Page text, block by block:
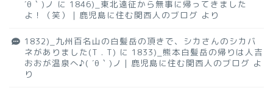
´θ｀)ノ に 1846)_東北遠征から無事に帰ってきました
よ！（笑）｜鹿児島に住む関西人のブログ より
1832)_九州百名山の白髪岳の頂きで、シカさんのシカバ
ネがありました(T . T) に 1833)_熊本白髪岳の帰りは人吉
おおが温泉へ♪( ´θ｀)ノ｜鹿児島に住む関西人のブログ よ
り